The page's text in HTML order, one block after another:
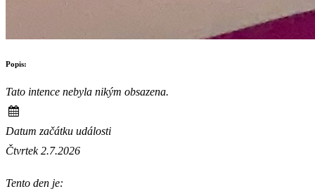
Popis:
Tato intence nebyla nikým obsazena.
Datum začátku události
Čtvrtek 2.7.2026
Tento den je: